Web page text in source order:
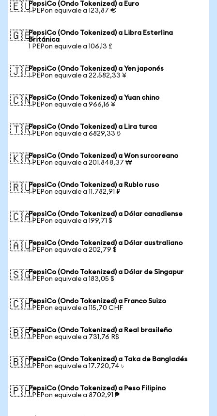
🇪🇺PepsiCo (Ondo Tokenized) a Euro
1 PEPon equivale a 123,87 €
🇬🇧PepsiCo (Ondo Tokenized) a Libra Esterlina
Británica
1 PEPon equivale a 106,13 £
🇯🇵PepsiCo (Ondo Tokenized) a Yen japonés
1 PEPon equivale a 22.582,33 ¥
🇨🇳PepsiCo (Ondo Tokenized) a Yuan chino
1 PEPon equivale a 966,16 ¥
🇹🇷PepsiCo (Ondo Tokenized) a Lira turca
1 PEPon equivale a 6829,33 ₺
🇰🇷PepsiCo (Ondo Tokenized) a Won surcoreano
1 PEPon equivale a 201.848,37 ₩
🇷🇺PepsiCo (Ondo Tokenized) a Rublo ruso
1 PEPon equivale a 11.782,91 ₽
🇨🇦PepsiCo (Ondo Tokenized) a Dólar canadiense
1 PEPon equivale a 199,71 $
🇦🇺PepsiCo (Ondo Tokenized) a Dólar australiano
1 PEPon equivale a 202,79 $
🇸🇬PepsiCo (Ondo Tokenized) a Dólar de Singapur
1 PEPon equivale a 183,05 $
🇨🇭PepsiCo (Ondo Tokenized) a Franco Suizo
1 PEPon equivale a 115,70 CHF
🇧🇷PepsiCo (Ondo Tokenized) a Real brasileño
1 PEPon equivale a 731,76 R$
🇧🇩PepsiCo (Ondo Tokenized) a Taka de Bangladés
1 PEPon equivale a 17.720,74 ৳
🇵🇭PepsiCo (Ondo Tokenized) a Peso Filipino
1 PEPon equivale a 8702,91 ₱